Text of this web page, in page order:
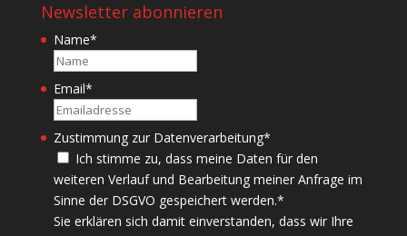
Newsletter abonnieren
Name*
Email*
Zustimmung zur Datenverarbeitung*
Ich stimme zu, dass meine Daten für den
weiteren Verlauf und Bearbeitung meiner Anfrage im
Sinne der DSGVO gespeichert werden.*
Sie erklären sich damit einverstanden, dass wir Ihre